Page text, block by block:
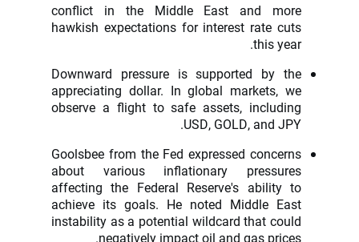
conflict in the Middle East and more
hawkish expectations for interest rate cuts
this year.
Downward pressure is supported by the
appreciating dollar. In global markets, we
observe a flight to safe assets, including
USD, GOLD, and JPY.
Goolsbee from the Fed expressed concerns
about various inflationary pressures
affecting the Federal Reserve's ability to
achieve its goals. He noted Middle East
instability as a potential wildcard that could
negatively impact oil and gas prices.